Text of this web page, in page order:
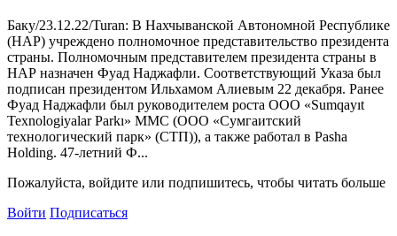
Баку/23.12.22/Turan: В Нахчыванской Автономной Республике
(НАР) учреждено полномочное представительство президента
страны. Полномочным представителем президента страны в
НАР назначен Фуад Наджафли. Соответствующий Указа был
подписан президентом Ильхамом Алиевым 22 декабря. Ранее
Фуад Наджафли был руководителем роста ООО «Sumqayıt
Texnologiyalar Parkı» MMC (ООО «Сумгаитский
технологический парк» (СТП)), а также работал в Pasha
Holding. 47-летний Ф...
Пожалуйста, войдите или подпишитесь, чтобы читать больше
Войти Подписаться